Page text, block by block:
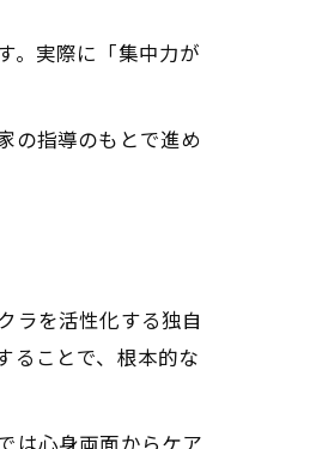
。実際に「集中力が
の指導のもとで進め
ラを活性化する独自
ることで、根本的な
は心身両面からケア